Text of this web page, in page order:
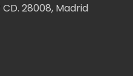
CD. 28008, Madrid